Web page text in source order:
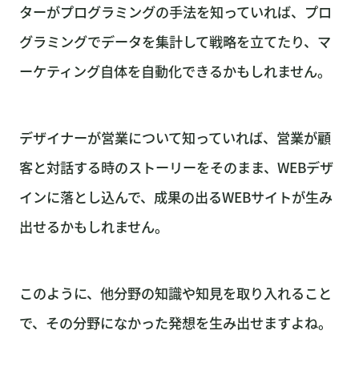
ターがプログラミングの手法を知っていれば、プロ
グラミングでデータを集計して戦略を立てたり、マ
ーケティング自体を自動化できるかもしれません。
デザイナーが営業について知っていれば、営業が顧
客と対話する時のストーリーをそのまま、WEBデザ
インに落とし込んで、成果の出るWEBサイトが生み
出せるかもしれません。
このように、他分野の知識や知見を取り入れること
で、その分野になかった発想を生み出せますよね。